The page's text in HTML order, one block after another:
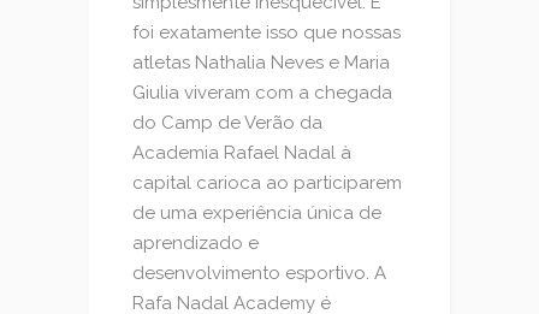
foi exatamente isso que nossas
atletas Nathalia Neves e Maria
Giulia viveram com a chegada
do Camp de Verão da
Academia Rafael Nadal à
capital carioca ao participarem
de uma experiência única de
aprendizado e
desenvolvimento esportivo. A
Rafa Nadal Academy é